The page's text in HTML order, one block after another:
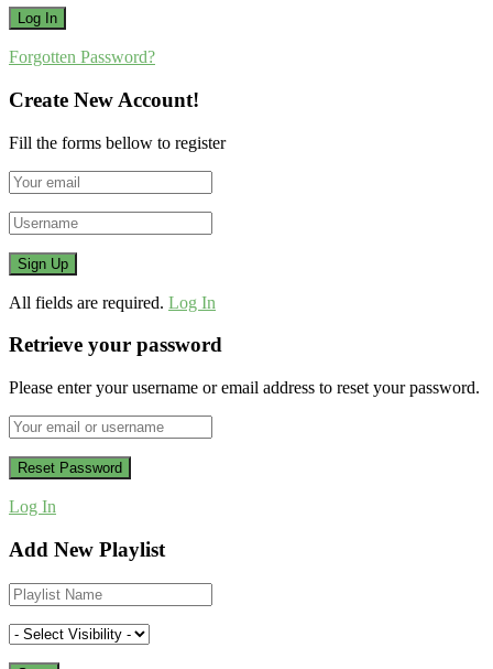
Forgotten Password?
Create New Account!
Fill the forms bellow to register
All fields are required. Log In
Retrieve your password
Please enter your username or email address to reset your password.
Log In
Add New Playlist